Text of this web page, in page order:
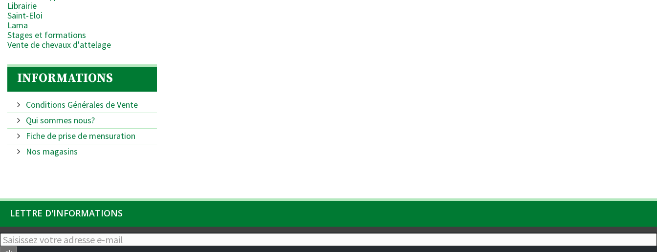
Librairie
Saint-Eloi
Lama
Stages et formations
Vente de chevaux d'attelage
INFORMATIONS
Conditions Générales de Vente
Qui sommes nous?
Fiche de prise de mensuration
Nos magasins
LETTRE D'INFORMATIONS